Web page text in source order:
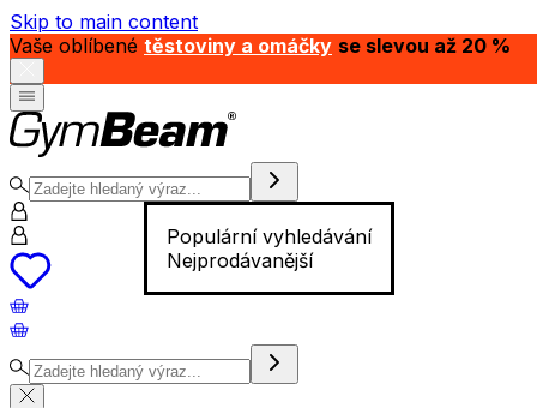
Skip to main content
Vaše oblíbené těstoviny a omáčky se slevou až 20 %
Populární vyhledávání
Nejprodávanější